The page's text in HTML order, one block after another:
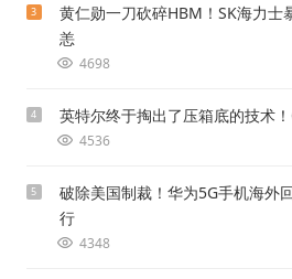
3
黄仁勋一刀砍碎HBM！SK海力士
恙
4698
4 英特尔终于掏出了压箱底的技术
4536
5
破除美国制裁！华为5G手机海外
行
4348